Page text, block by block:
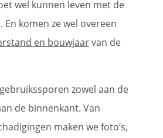
wel kunnen leven met de
komen ze wel overeen
en bouwjaarvan de
zowel aan de
de binnenkant. Van
maken we foto’s,